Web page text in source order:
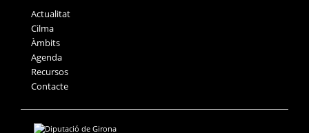
Actualitat
Cilma
Àmbits
Agenda
Recursos
Contacte